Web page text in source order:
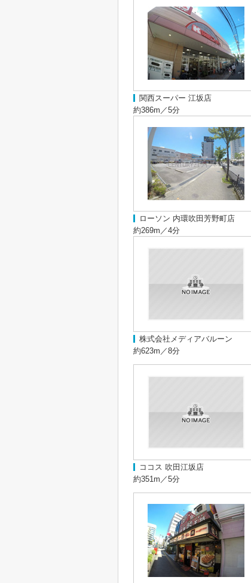
関西スーパー 江坂店
約386m／5分
ローソン 内環吹田芳野町店
約269m／4分
株式会社メディアバルーン
約623m／8分
ココス 吹田江坂店
約351m／5分